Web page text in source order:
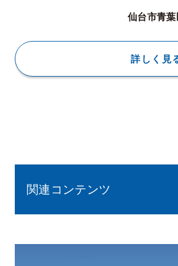
仙台市青葉
詳しく見
関連コンテンツ